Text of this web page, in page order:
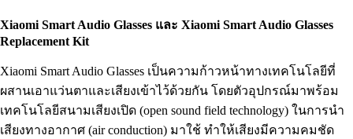
Xiaomi Smart Audio Glasses และ Xiaomi Smart Audio Glasses
Replacement Kit
Xiaomi Smart Audio Glasses เป็นความก้าวหน้าทางเทคโนโลยีที่
ผสานเอาแว่นตาและเสียงเข้าไว้ด้วยกัน โดยตัวอุปกรณ์มาพร้อม
เทคโนโลยีสนามเสียงเปิด (open sound field technology) ในการนำ
เสียงทางอากาศ (air conduction) มาใช้ ทำให้เสียงมีความคมชัด